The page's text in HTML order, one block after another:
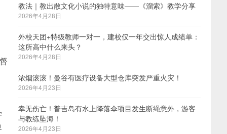
教法｜教出散文化小说的独特意味——《溜索》教学分享
2026年4月28日
外校天团+特级教师一对一，建校仅一年交出惊人成绩单：
这所高中什么来头？
2026年4月28日
浓烟滚滚！曼谷有医疗设备大型仓库突发严重火灾！
2026年4月23日
幸无伤亡！普吉岛有水上降落伞项目发生断绳意外，游客
与教练坠海！
2026年4月23日